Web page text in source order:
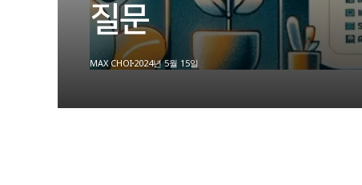
질문
MAX CHOI 2024년 5월 15일